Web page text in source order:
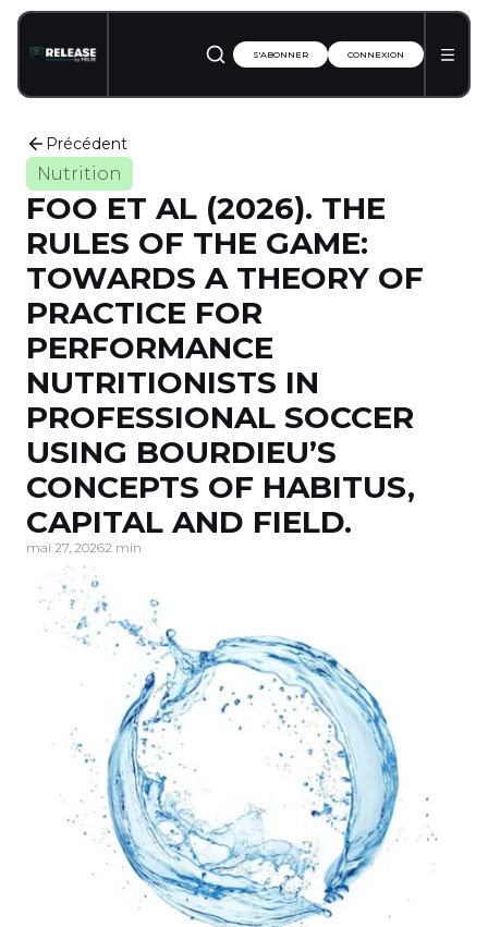
S'ABONNER CONNEXION
Précédent
Nutrition
FOO ET AL (2026). THE
RULES OF THE GAME:
TOWARDS A THEORY OF
PRACTICE FOR
PERFORMANCE
NUTRITIONISTS IN
PROFESSIONAL SOCCER
USING BOURDIEU’S
CONCEPTS OF HABITUS,
CAPITAL AND FIELD.
mai 27, 20262 min